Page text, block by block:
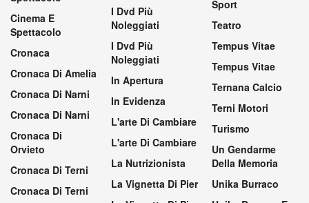
Cinema E
Spettacolo
Cronaca
Cronaca Di Amelia
Cronaca Di Narni
Cronaca Di Narni
Cronaca Di
Orvieto
Cronaca Di Terni
Cronaca Di Terni
I Dvd Più
Noleggiati
I Dvd Più
Noleggiati
In Apertura
In Evidenza
L'arte Di Cambiare
L'arte Di Cambiare
La Nutrizionista
La Vignetta Di Pier
Sport
Teatro
Tempus Vitae
Tempus Vitae
Ternana Calcio
Terni Motori
Turismo
Un Gendarme
Della Memoria
Unika Burraco